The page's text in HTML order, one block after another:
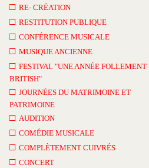
□ RE- CRÉATION
□ RESTITUTION PUBLIQUE
□ CONFÉRENCE MUSICALE
□ MUSIQUE ANCIENNE
□ FESTIVAL "UNE ANNÉE FOLLEMENT
BRITISH"
□ JOURNÉES DU MATRIMOINE ET
PATRIMOINE
□ AUDITION
□ COMÉDIE MUSICALE
□ COMPLÈTEMENT CUIVRÉS
□ CONCERT